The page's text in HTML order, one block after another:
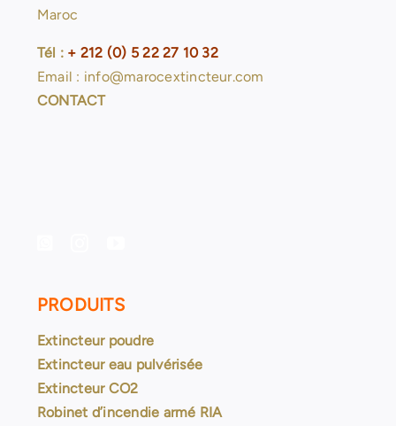
Maroc
Tél : + 212 (0) 5 22 27 10 32
Email : info@marocextincteur.com
CONTACT
PRODUITS
Extincteur poudre
Extincteur eau pulvérisée
Extincteur CO2
Robinet d’incendie armé RIA